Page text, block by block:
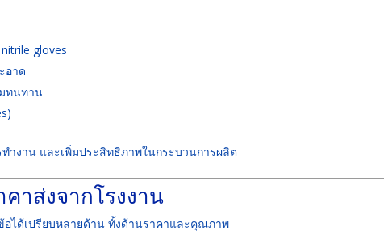
gloves
อาด
ทนทาน
ำงาน และเพิ่มประสิทธิภาพในกระบวนการผลิต
าส่งจากโรงงาน
อได้เปรียบหลายด้าน ทั้งด้านราคาและคุณภาพ